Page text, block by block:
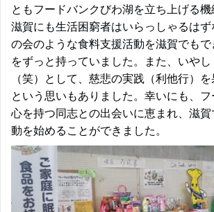
ともフードバンクびわ湖を立ち上げる機
滋賀にも生活困窮者はいらっしゃるは
の会のような食料支援活動を滋賀でも
をずっと持っていました。また、いや
（笑）として、慈悲の実践（利他行）
という思いもありました。幸いにも、
心を持つ同志との出会いに恵まれ、滋
動を始めることができました。